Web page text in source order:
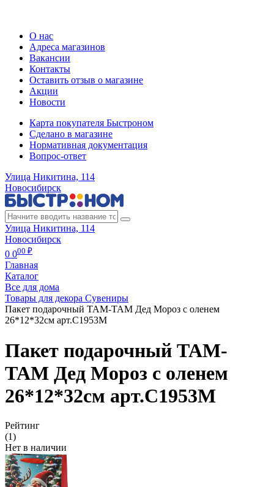
О нас
Адреса магазинов
Вакансии
Контакты
Оставить отзыв о магазине
Акции
Новости
Карта покупателя Быстроном
Сделано в магазине
Нормативная документация
Вопрос-ответ
Улица Никитина, 114
Новосибирск
Улица Никитина, 114
Новосибирск
0 000 ₽
Главная
Каталог
Все для дома
Товары для декора Сувениры
Пакет подарочный ТАМ-ТАМ Дед Мороз с оленем
26*12*32см арт.C1953M
Пакет подарочный ТАМ-
ТАМ Дед Мороз с оленем
26*12*32см арт.C1953M
Рейтинг
(1)
Нет в наличии